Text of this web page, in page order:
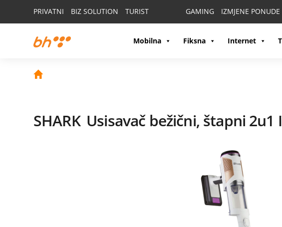
PRIVATNI BIZ SOLUTION TURIST GAMING IZMJENE PONUDE
Mobilna Fiksna Internet
SHARK Usisavač bežični, štapni 2u1